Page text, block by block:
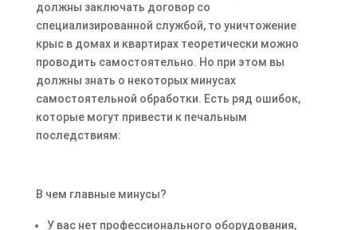
должны заключать договор со
специализированной службой, то уничтожение
крыс в домах и квартирах теоретически можно
проводить самостоятельно. Но при этом вы
должны знать о некоторых минусах
самостоятельной обработки. Есть ряд ошибок,
которые могут привести к печальным
последствиям:
В чем главные минусы?
У вас нет профессионального оборудования,